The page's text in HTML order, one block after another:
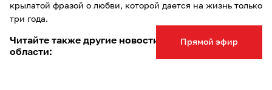
Прямой эфир
крылатой фразой о любви, которой дается на жизнь только
три года.
Читайте также другие новости Тулы и Тульской
области: